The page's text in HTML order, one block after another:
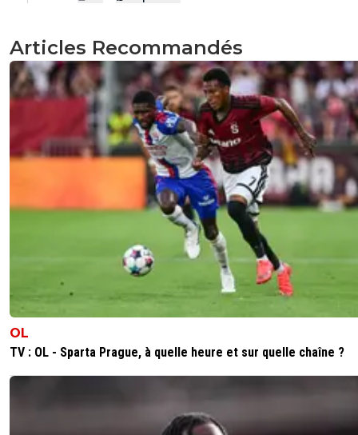
Articles Recommandés
OL
TV : OL - Sparta Prague, à quelle heure et sur quelle chaîne ?